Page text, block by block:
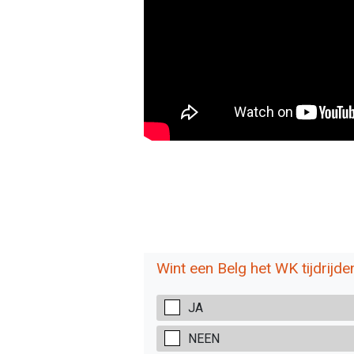
Wint een Belg het WK
JA
NEEN